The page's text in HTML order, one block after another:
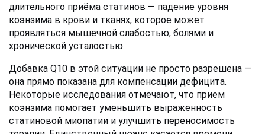
длительного приёма статинов — падение уровня
коэнзима в крови и тканях, которое может
проявляться мышечной слабостью, болями и
хронической усталостью.
Добавка Q10 в этой ситуации не просто разрешена —
она прямо показана для компенсации дефицита.
Некоторые исследования отмечают, что приём
коэнзима помогает уменьшить выраженность
статиновой миопатии и улучшить переносимость